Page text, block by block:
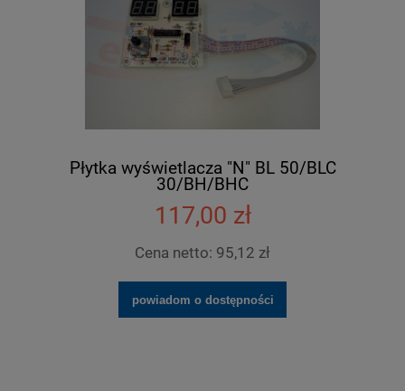
Płytka wyświetlacza "N" BL 50/BLC
30/BH/BHC
117,00 zł
Cena netto: 95,12 zł
powiadom o dostępności